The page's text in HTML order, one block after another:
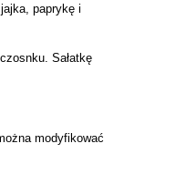
paprykę i
Sałatkę
modyfikować